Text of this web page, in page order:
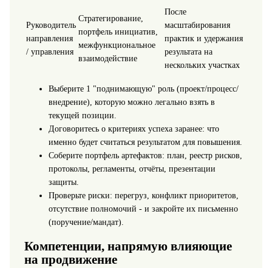
Руководитель
направления
/ управления
Стратегирование,
портфель инициатив,
межфункциональное
взаимодействие
После
масштабирования
практик и удержания
результата на
нескольких участках
Выберите 1 "поднимающую" роль (проект/процесс/
внедрение), которую можно легально взять в
текущей позиции.
Договоритесь о критериях успеха заранее: что
именно будет считаться результатом для повышения.
Соберите портфель артефактов: план, реестр рисков,
протоколы, регламенты, отчёты, презентации
защиты.
Проверьте риски: перегруз, конфликт приоритетов,
отсутствие полномочий - и закройте их письменно
(поручение/мандат).
Компетенции, напрямую влияющие
на продвижение